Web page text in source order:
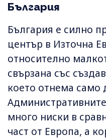
България
България е силно
център в Източна
относително
свързана със
което отнема само
много ниски в
част от Европа, а